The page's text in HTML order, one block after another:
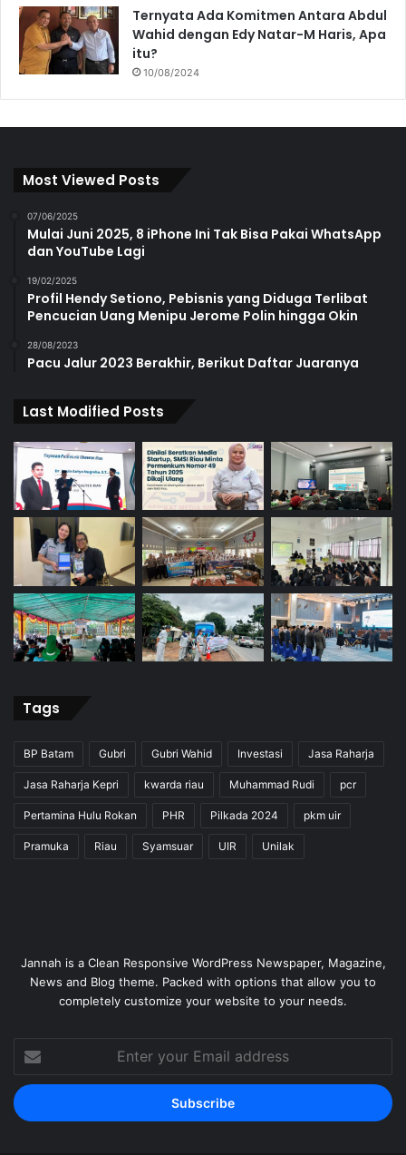
Ternyata Ada Komitmen Antara Abdul
Wahid dengan Edy Natar-M Haris, Apa
itu?
10/08/2024
Most Viewed Posts
07/06/2025
Mulai Juni 2025, 8 iPhone Ini Tak Bisa Pakai WhatsApp
dan YouTube Lagi
19/02/2025
Profil Hendy Setiono, Pebisnis yang Diduga Terlibat
Pencucian Uang Menipu Jerome Polin hingga Okin
28/08/2023
Pacu Jalur 2023 Berakhir, Berikut Daftar Juaranya
Last Modified Posts
Tags
BP Batam Gubri Gubri Wahid Investasi Jasa Raharja
Jasa Raharja Kepri kwarda riau Muhammad Rudi pcr
Pertamina Hulu Rokan PHR Pilkada 2024 pkm uir
Pramuka Riau Syamsuar UIR Unilak
Jannah is a Clean Responsive WordPress Newspaper, Magazine,
News and Blog theme. Packed with options that allow you to
completely customize your website to your needs.
your
Email
address